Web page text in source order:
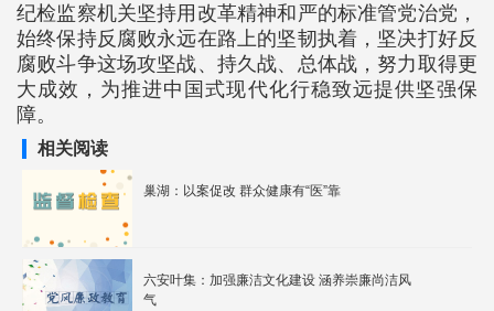
纪检监察机关坚持用改革精神和严的标准管党治党，
始终保持反腐败永远在路上的坚韧执着，坚决打好反
腐败斗争这场攻坚战、持久战、总体战，努力取得更
大成效，为推进中国式现代化行稳致远提供坚强保
障。
相关阅读
巢湖：以案促改 群众健康有“医”靠
六安叶集：加强廉洁文化建设 涵养崇廉尚洁风
气